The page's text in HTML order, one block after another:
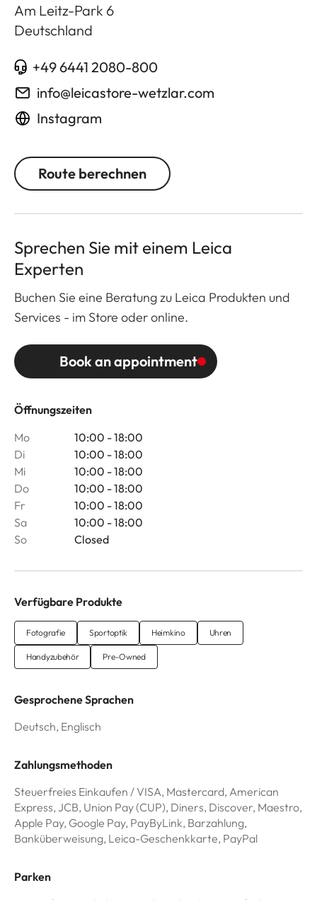
Am Leitz-Park 6
Deutschland
+49 6441 2080-800
info@leicastore-wetzlar.com
Instagram
Route berechnen
Öffnungszeiten
Mo
10:00 - 18:00
Di
10:00 - 18:00
Mi
10:00 - 18:00
Do
10:00 - 18:00
Fr
10:00 - 18:00
Sa
10:00 - 18:00
So
Closed
Sprechen Sie mit einem Leica
Experten
Buchen Sie eine Beratung zu Leica Produkten und
Services - im Store oder online.
Book an appointment
Verfügbare Produkte
Fotografie Sportoptik Heimkino Uhren
Handyzubehör Pre-Owned
Gesprochene Sprachen
Deutsch, Englisch
Zahlungsmethoden
Steuerfreies Einkaufen / VISA, Mastercard, American
Express, JCB, Union Pay (CUP), Diners, Discover, Maestro,
Apple Pay, Google Pay, PayByLink, Barzahlung,
Banküberweisung, Leica-Geschenkkarte, PayPal
Parken